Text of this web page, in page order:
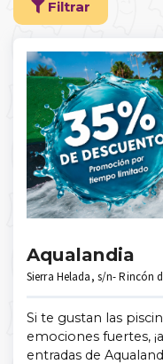
Filtrar
Aqualandia
Sierra Helada, s/n- Rincón
Si te gustan las
emociones fuertes,
entradas de